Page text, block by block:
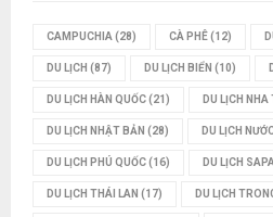
CAMPUCHIA (28) CÀ PHÊ(12)
DU LỊCH (87) DU LỊCH BIỂN (10)
DU LỊCH HÀN QUỐC(21) DU LỊCH NHA
DU LỊCH NHẬT BẢN (28) DU LỊCH
DU LỊCH PHÚ QUỐC(16) DU LỊCH SAPA
DU LỊCH THÁI LAN (17) DU LỊCH